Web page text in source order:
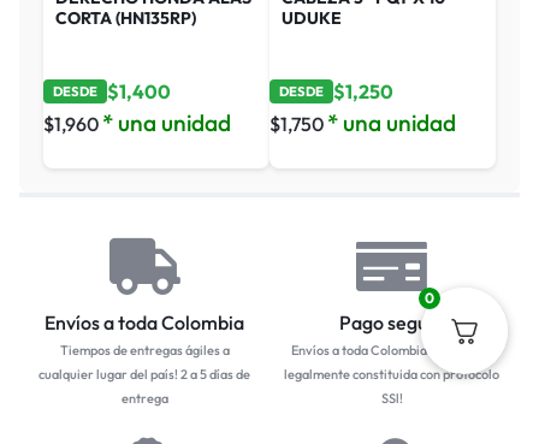
CORTA (HN135RP)
DESDE $1,400
$1,960 * una unidad
UDUKE
DESDE $1,250
$1,750 * una unidad
Envíos a toda Colombia
Tiempos de entregas ágiles a
cualquier lugar del país! 2 a 5 días de
entrega
Pago seguro
Envíos a toda Colombia... Empresa
legalmente constituida con protocolo
SSl!
0